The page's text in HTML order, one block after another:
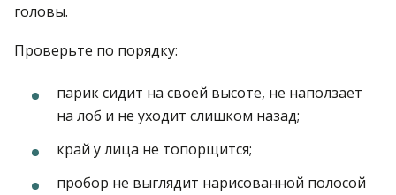
головы.
Проверьте по порядку:
парик сидит на своей высоте, не наползает
на лоб и не уходит слишком назад;
край у лица не топорщится;
пробор не выглядит нарисованной полосой